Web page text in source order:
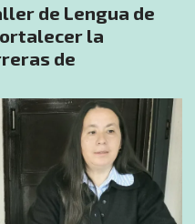
de Lengua de
la
de